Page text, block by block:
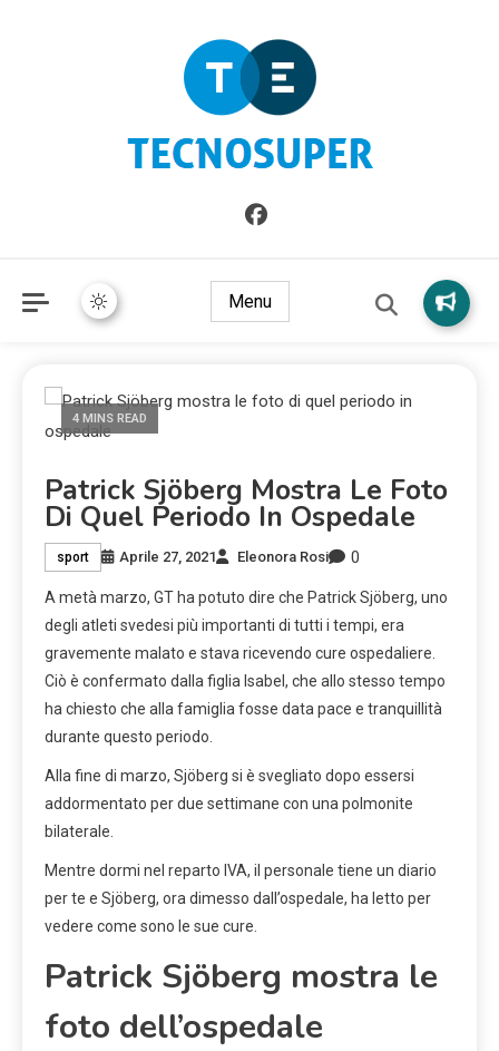
TecnoSuper.net
Informazioni sull'Italia. Seleziona gli argomenti di cui vuoi
saperne di più
Menu
4 MINS READ
Patrick Sjöberg Mostra Le Foto
Di Quel Periodo In Ospedale
sport Aprile 27, 2021 Eleonora Rosi 0
A metà marzo, GT ha potuto dire che Patrick Sjöberg, uno
degli atleti svedesi più importanti di tutti i tempi, era
gravemente malato e stava ricevendo cure ospedaliere.
Ciò è confermato dalla figlia Isabel, che allo stesso tempo
ha chiesto che alla famiglia fosse data pace e tranquillità
durante questo periodo.
Alla fine di marzo, Sjöberg si è svegliato dopo essersi
addormentato per due settimane con una polmonite
bilaterale.
Mentre dormi nel reparto IVA, il personale tiene un diario
per te e Sjöberg, ora dimesso dall’ospedale, ha letto per
vedere come sono le sue cure.
Patrick Sjöberg mostra le
foto dell’ospedale